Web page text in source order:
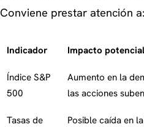
Conviene prestar atención a:
Indicador Impacto
Índice S&P
500
Aumento en la
las acciones suben
Tasas de
Posible caída en